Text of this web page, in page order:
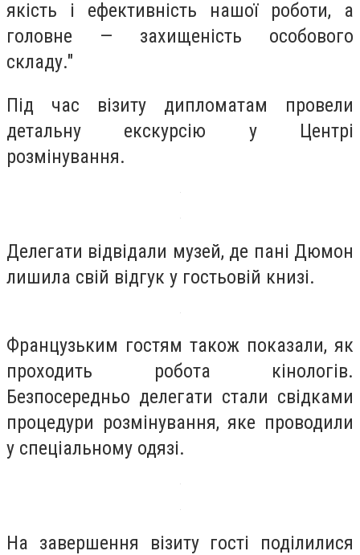
якість і ефективність нашої роботи, а
головне — захищеність особового
складу."
Під час візиту дипломатам провели
детальну екскурсію у Центрі
розмінування.
Делегати відвідали музей, де пані Дюмон
лишила свій відгук у гостьовій книзі.
Французьким гостям також показали, як
проходить робота кінологів.
Безпосередньо делегати стали свідками
процедури розмінування, яке проводили
у спеціальному одязі.
На завершення візиту гості поділилися